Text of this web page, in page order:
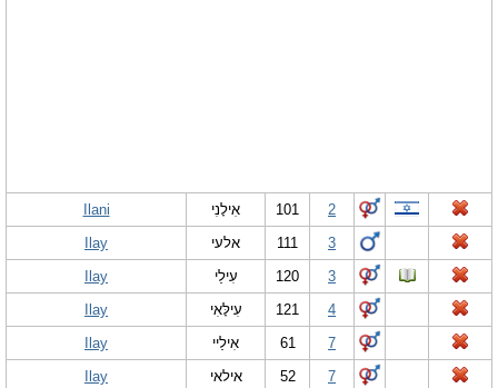
Ilani אִילָנִי 101
2
Ilay
אלעי 111
3
Ilay
עִילַי 120
3
Ilay
עִילָּאִי 121
4
Ilay
אִילַיי 61
7
Ilay
אילאי 52
7